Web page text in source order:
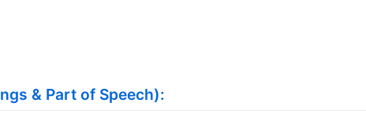
& Part of Speech):